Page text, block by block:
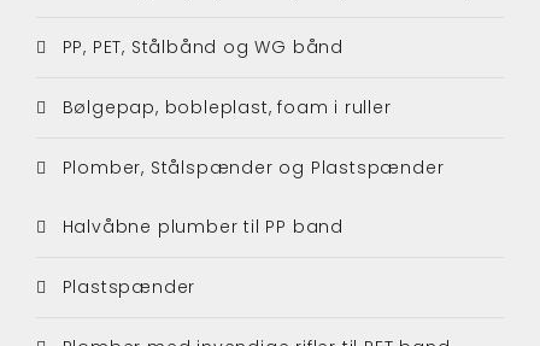
PP, PET, Stålbånd og WG bånd
Bølgepap, bobleplast, foam i ruller
Plomber, Stålspænder og Plastspænder
Halvåbne plumber til PP band
Plastspænder